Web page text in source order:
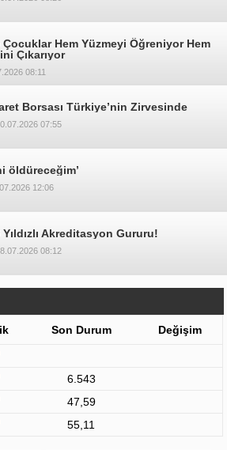
Hem Yüzmeyi Öğreniyor Hem
Çıkarıyor
08:11
Borsası Türkiye’nin Zirvesinde
07:55
öldüreceğim’
12:06
Akreditasyon Gururu!
08:12
Son Durum Değişim
6.543
47,59
55,11